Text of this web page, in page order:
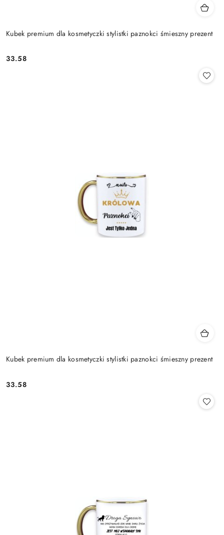
Kubek premium dla kosmetyczki stylistki paznokci śmieszny prezent
Cena:
33.58
Kubek premium dla kosmetyczki stylistki paznokci śmieszny prezent
Cena:
33.58